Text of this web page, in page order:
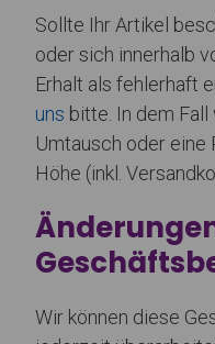
Sollte Ihr Artikel
oder sich innerhalb
Erhalt als fehlerhaft
uns bitte. In dem
Umtausch oder eine
Höhe (inkl.
Wir können diese